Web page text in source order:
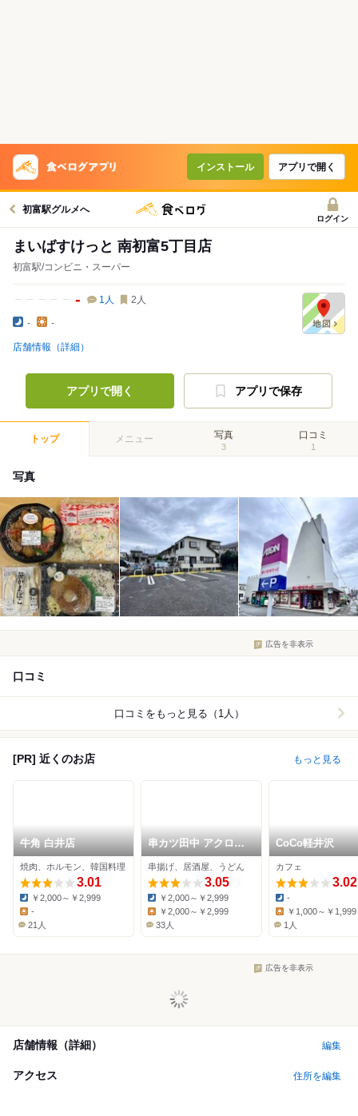
インストール アプリで開く
初富駅グルメへ
ログイン
まいばすけっと 南初富5丁目店
初富駅/コンビニ・スーパー
- 1 人 2 人
- -
店舗情報（詳細）
アプリで開く アプリで保存
トップ メニュー 写真
3
口コミ
1
写真
広告を非表示
口コミ
口コミをもっと見る（1人）
[PR] 近くのお店 もっと見る
牛角 白井店
焼肉、ホルモン、韓国料理
3.01
Dinner:
￥2,000～￥2,999
-
21人
串カツ田中 アクロス
モール新鎌ヶ谷店
串揚げ、居酒屋、うどん
3.05
Dinner:
￥2,000～￥2,999
￥2,000～￥2,999
33人
CoCo軽井沢
カフェ
3.02
-
￥1,000～￥1,999
1人
広告を非表示
店舗情報（詳細） 編集
アクセス 住所を編集